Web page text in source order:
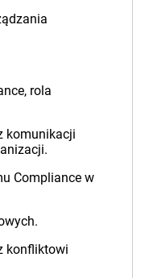
rola
komunikacji
Compliance w
konfliktowi